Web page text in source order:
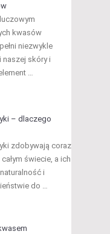
kwasów
niezwykle
skóry i
…
– dlaczego
zdobywają coraz
świecie, a ich
i
do …